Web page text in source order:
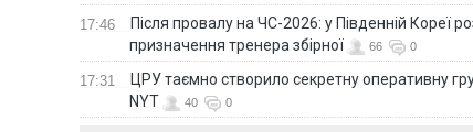
17:46
Після провалу на ЧС-2026: у Південній Кореї
призначення тренера збірної
66 0
17:31
ЦРУ таємно створило секретну оперативну
NYT
40 0